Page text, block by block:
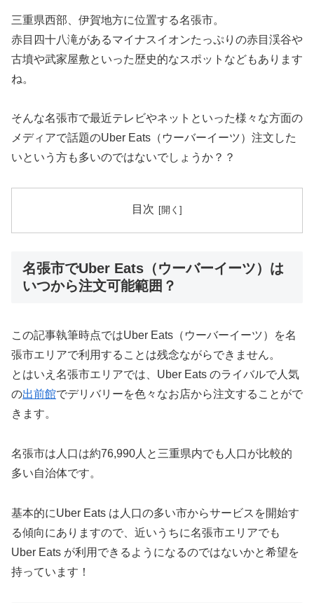
三重県西部、伊賀地方に位置する名張市。
赤目四十八滝があるマイナスイオンたっぷりの赤目渓谷や
古墳や武家屋敷といった歴史的なスポットなどもあります
ね。
そんな名張市で最近テレビやネットといった様々な方面の
メディアで話題のUber Eats（ウーバーイーツ）注文した
いという方も多いのではないでしょうか？？
目次
名張市でUber Eats（ウーバーイーツ）は
いつから注文可能範囲？
この記事執筆時点ではUber Eats（ウーバーイーツ）を名
張市エリアで利用することは残念ながらできません。
とはいえ名張市エリアでは、Uber Eats のライバルで人気
の出前館でデリバリーを色々なお店から注文することがで
きます。
名張市は人口は約76,990人と三重県内でも人口が比較的
多い自治体です。
基本的にUber Eats は人口の多い市からサービスを開始す
る傾向にありますので、近いうちに名張市エリアでも
Uber Eats が利用できるようになるのではないかと希望を
持っています！